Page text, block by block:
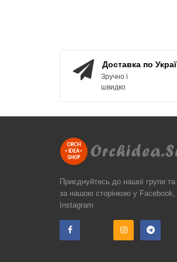
Доставка по
Зручно і
швидко
Приєднуйтесь до нашої групи та
за нашою сторінкою у Facebook,
Instagram